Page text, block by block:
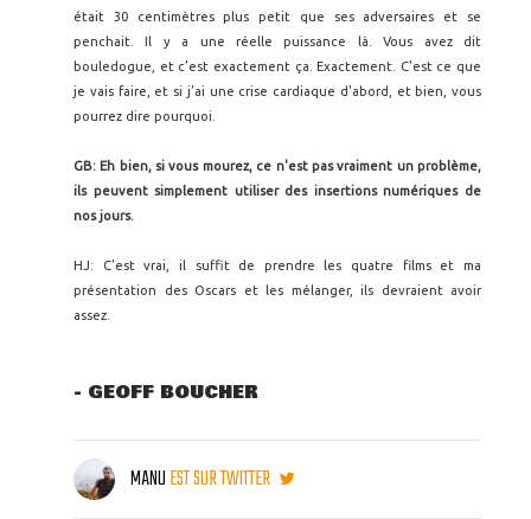
était 30 centimètres plus petit que ses adversaires et se
penchait. Il y a une réelle puissance là. Vous avez dit
bouledogue, et c’est exactement ça. Exactement. C'est ce que
je vais faire, et si j'ai une crise cardiaque d'abord, et bien, vous
pourrez dire pourquoi.
GB: Eh bien, si vous mourez, ce n'est pas vraiment un problème,
ils peuvent simplement utiliser des insertions numériques de
nos jours.
HJ: C'est vrai, il suffit de prendre les quatre films et ma
présentation des Oscars et les mélanger, ils devraient avoir
assez.
- GEOFF BOUCHER
MANUEST SUR TWITTER